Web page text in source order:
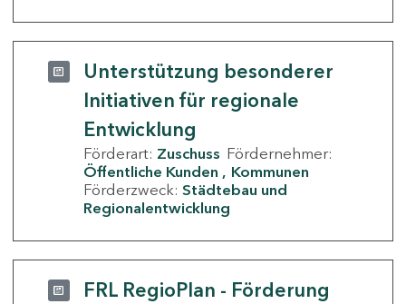
Unterstützung besonderer
Initiativen für regionale
Entwicklung
Förderart: Zuschuss Fördernehmer:
Öffentliche Kunden
Kommunen
Förderzweck: Städtebau und
Regionalentwicklung
FRL RegioPlan - Förderung